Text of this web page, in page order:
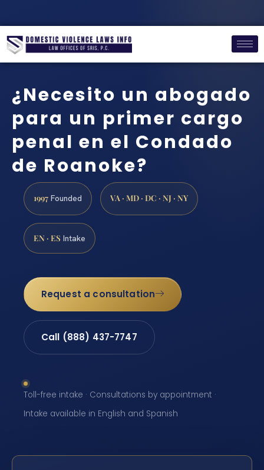
¿Necesito un abogado
para un primer cargo
penal en el Condado
de Roanoke?
1997 Founded VA · MD · DC · NJ · NY
EN · ES Intake
Request a consultation
Call (888) 437-7747
Toll-free intake · Consultations by appointment ·
Intake available in English and Spanish